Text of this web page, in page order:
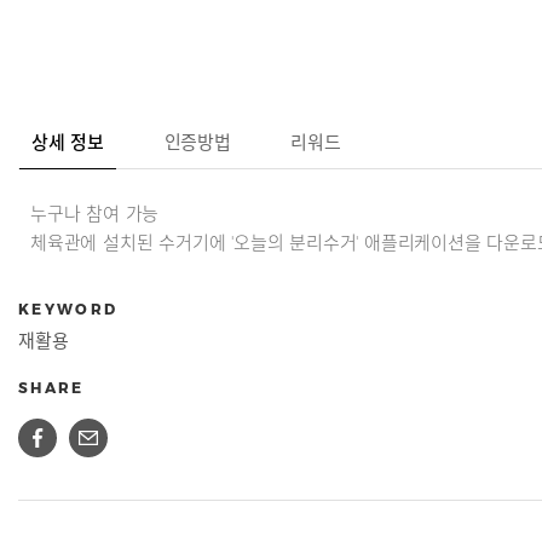
상세 정보 인증방법 리워드
누구나 참여 가능
체육관에 설치된 수거기에 '오늘의 분리수거' 애플리케이션을 다운
KEYWORD
재활용
SHARE